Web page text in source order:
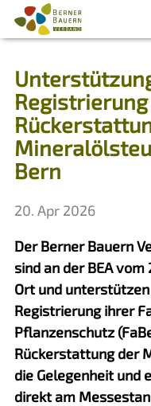
Bern
20. Apr 2026
Der Berner Bauern
sind an der BEA
Ort und
Registrierung ihrer
Pflanzenschutz
Rückerstattung der
die Gelegenheit und
direkt am